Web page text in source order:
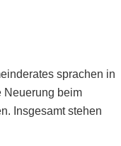
sprachen in
Neuerung beim
Insgesamt stehen